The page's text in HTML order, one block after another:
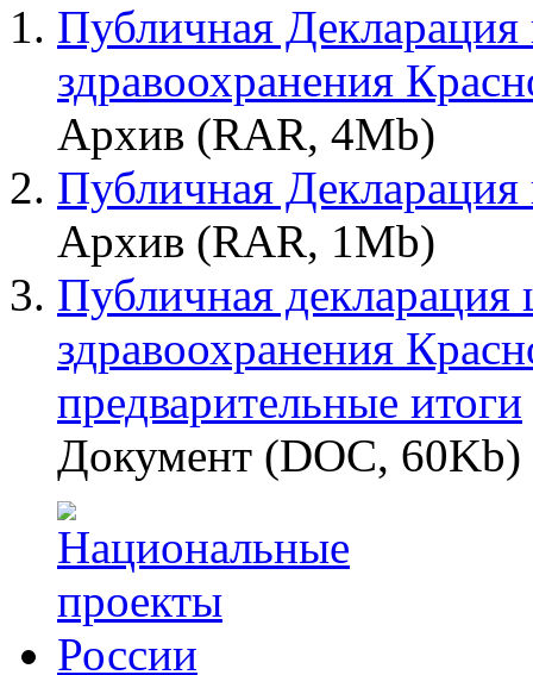
Публичная Декларация
здравоохранения
Архив (RAR, 4Mb)
Публичная Декларация
Архив (RAR, 1Mb)
Публичная декларация
здравоохранения
предварительные итоги
Документ (DOC, 60Kb)